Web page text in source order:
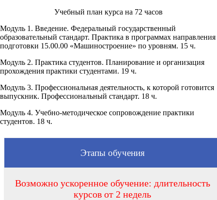
Учебный план курса на 72 часов
Модуль 1. Введение. Федеральный государственный
образовательный стандарт. Практика в программах направления
подготовки 15.00.00 «Машиностроение» по уровням. 15 ч.
Модуль 2. Практика студентов. Планирование и организация
прохождения практики студентами. 19 ч.
Модуль 3. Профессиональная деятельность, к которой готовится
выпускник. Профессиональный стандарт. 18 ч.
Модуль 4. Учебно-методическое сопровождение практики
студентов. 18 ч.
Этапы обучения
Возможно ускоренное обучение: длительность
курсов от 2 недель